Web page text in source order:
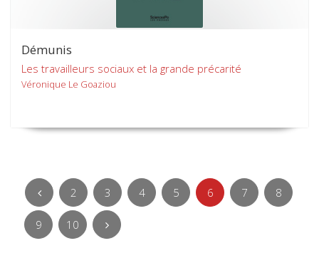
Démunis
Les travailleurs sociaux et la grande précarité
Véronique Le Goaziou
2 3 4 5 6 7 8
9 10